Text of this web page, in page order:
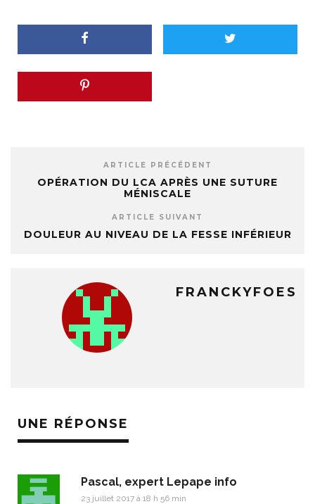
ARTICLE PRÉCÉDENT
OPÉRATION DU LCA APRÈS UNE SUTURE
MÉNISCALE
ARTICLE SUIVANT
DOULEUR AU NIVEAU DE LA FESSE INFÉRIEUR
FRANCKYFOES
UNE RÉPONSE
Pascal, expert Lepape info
23 juillet 2017 à 18 h 56 min